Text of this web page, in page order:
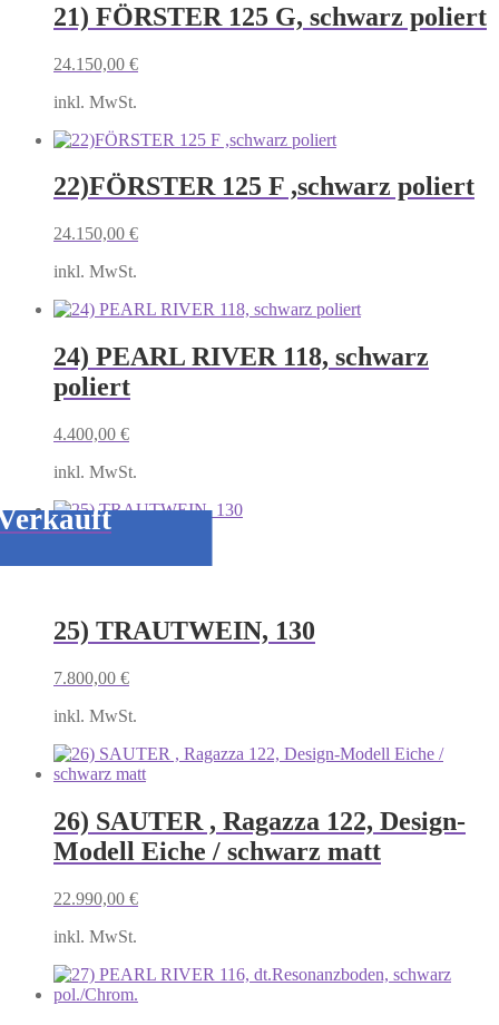
21) FÖRSTER 125 G, schwarz poliert
24.150,00 €
inkl. MwSt.
22)FÖRSTER 125 F ,schwarz poliert
24.150,00 €
inkl. MwSt.
24) PEARL RIVER 118, schwarz
poliert
4.400,00 €
inkl. MwSt.
25) TRAUTWEIN, 130
7.800,00 €
inkl. MwSt.
26) SAUTER , Ragazza 122, Design-
Modell Eiche / schwarz matt
22.990,00 €
inkl. MwSt.